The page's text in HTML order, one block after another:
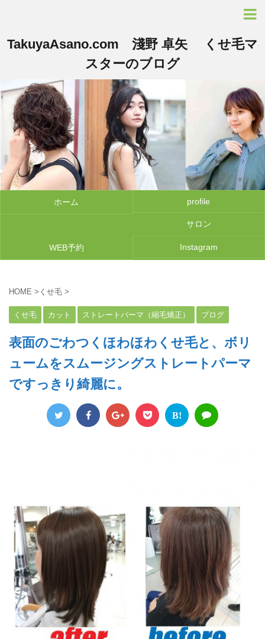
TakuyaAsano.com 淺野 卓矢 くせ毛マ
スターのブログ
ホーム profile
サロン
WEB予約 Instagram
HOME > くせ毛 >
くせ毛 カット ストレートパーマ（縮毛矯正） ブログ
表面のごわつくほわほわくせ毛と、ボリ
ュームをスムージングストレートパーマ
ですっきり綺麗に。
B!